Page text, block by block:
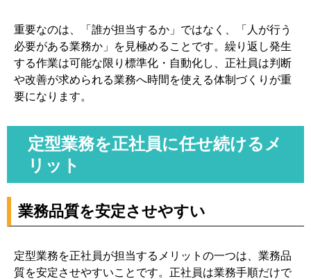
重要なのは、「誰が担当するか」ではなく、「人が行う
必要がある業務か」を見極めることです。繰り返し発生
する作業は可能な限り標準化・自動化し、正社員は判断
や改善が求められる業務へ時間を使える体制づくりが重
要になります。
定型業務を正社員に任せ続けるメ
リット
業務品質を安定させやすい
定型業務を正社員が担当するメリットの一つは、業務品
質を安定させやすいことです。正社員は業務手順だけで